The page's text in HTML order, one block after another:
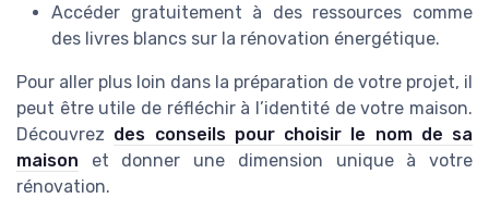
Accéder gratuitement à des ressources comme
des livres blancs sur la rénovation énergétique.
Pour aller plus loin dans la préparation de votre projet, il
peut être utile de réfléchir à l’identité de votre maison.
Découvrez des conseils pour choisir le nom de sa
maison et donner une dimension unique à votre
rénovation.